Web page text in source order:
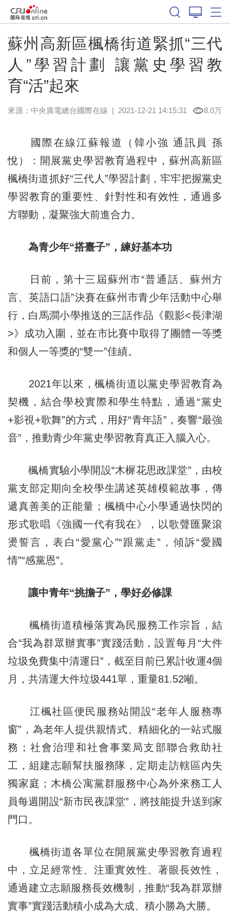
蘇州高新區楓橋街道緊抓“三代
人”學習計劃 讓黨史學習教
育“活”起來
來源：中央廣電總台國際在線 | 2021-12-21 14:15:31 8.0万
國際在線江蘇報道（韓小強 通訊員 孫
悅）：開展黨史學習教育過程中，蘇州高新區
楓橋街道抓好“三代人”學習計劃，牢牢把握黨史
學習教育的重要性、針對性和有效性，通過多
方聯動，凝聚強大前進合力。
為青少年“搭臺子”，練好基本功
日前，第十三屆蘇州市“普通話、蘇州方
言、英語口語”決賽在蘇州市青少年活動中心舉
行，白馬澗小學推送的三話作品《觀影<長津湖
>》成功入圍，並在市比賽中取得了團體一等獎
和個人一等獎的“雙一”佳績。
2021年以來，楓橋街道以黨史學習教育為
契機，結合學校實際和學生特點，通過“黨史
+影視+歌舞”的方式，用好“青年語”，奏響“最強
音”，推動青少年黨史學習教育真正入腦入心。
楓橋實驗小學開設“木樨花思政課堂”，由校
黨支部定期向全校學生講述英雄模範故事，傳
遞真善美的正能量；楓橋中心小學通過快閃的
形式歌唱《強國一代有我在》，以歌聲匯聚滾
燙誓言，表白“愛黨心”“跟黨走”，傾訴“愛國
情”“感黨恩”。
讓中青年“挑擔子”，學好必修課
楓橋街道積極落實為民服務工作宗旨，結
合“我為群眾辦實事”實踐活動，設置每月“大件
垃圾免費集中清運日”，截至目前已累計收運4個
月，共清運大件垃圾441單，重量81.52噸。
江楓社區便民服務站開設“老年人服務專
窗”，為老年人提供親情式、精細化的一站式服
務；社會治理和社會事業局支部聯合救助社
工，組建志願幫扶服務隊，定期走訪轄區內失
獨家庭；木橋公寓黨群服務中心為外來務工人
員每週開設“新市民夜課堂”，將技能提升送到家
門口。
楓橋街道各單位在開展黨史學習教育過程
中，立足經常性、注重實效性、著眼長效性，
通過建立志願服務長效機制，推動“我為群眾辦
實事”實踐活動積小成為大成、積小勝為大勝。